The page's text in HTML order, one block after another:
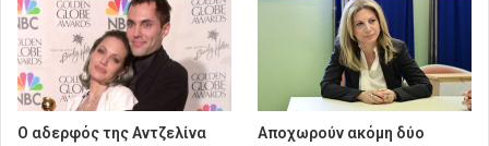
Ο αδερφός της Αντζελίνα
Αποχωρούν ακόμη δύο